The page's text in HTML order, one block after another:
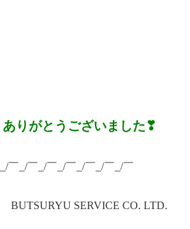
ありがとうございました❣
￣_/￣_/￣_/￣_/￣_/￣_/￣
SERVICE CO. LTD.